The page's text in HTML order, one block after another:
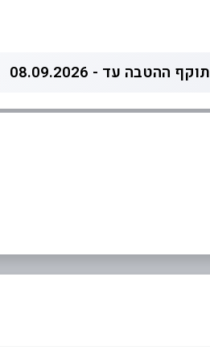
תוקף ההטבה עד - 08.09.2026